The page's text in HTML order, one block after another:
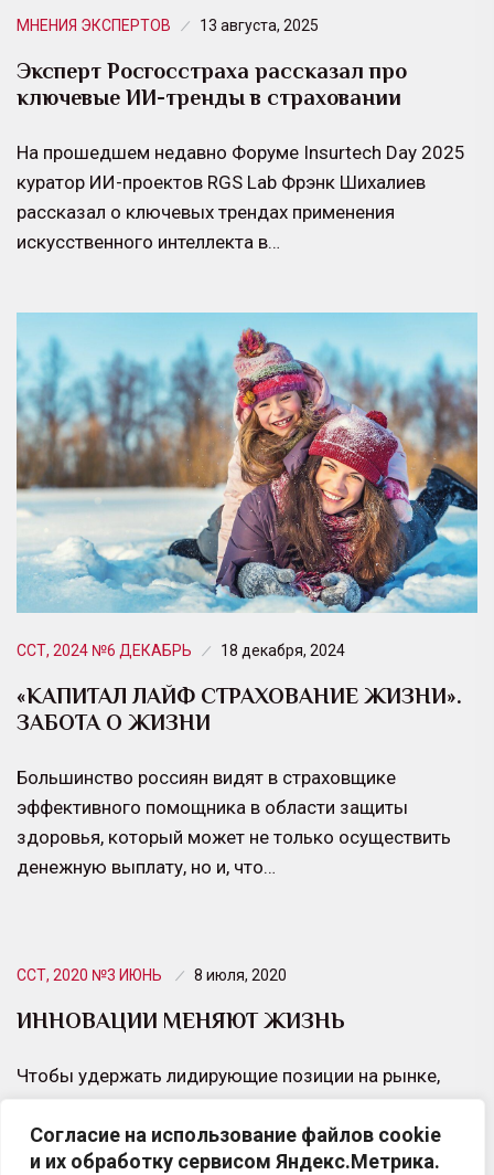
Согласие на использование файлов cookie
и их обработку сервисом Яндекс.Метрика.
МНЕНИЯ ЭКСПЕРТОВ 13 августа, 2025
Эксперт Росгосстраха рассказал про
ключевые ИИ-тренды в страховании
На прошедшем недавно Форуме Insurtech Day 2025
куратор ИИ-проектов RGS Lab Фрэнк Шихалиев
рассказал о ключевых трендах применения
искусственного интеллекта в…
ССТ, 2024 №6 ДЕКАБРЬ 18 декабря, 2024
«КАПИТАЛ ЛАЙФ СТРАХОВАНИЕ ЖИЗНИ».
ЗАБОТА О ЖИЗНИ
Большинство россиян видят в страховщике
эффективного помощника в области защиты
здоровья, который может не только осуществить
денежную выплату, но и, что…
ССТ, 2020 №3 ИЮНЬ 8 июля, 2020
ИННОВАЦИИ МЕНЯЮТ ЖИЗНЬ
Чтобы удержать лидирующие позиции на рынке,
сегодня компаниям недостаточно решать
традиционные для своего бизнеса задачи.
Необходимо работать на опережение. Один из…